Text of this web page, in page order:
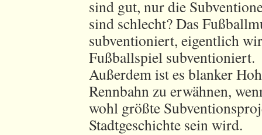
sind gut, nur die
sind schlecht? Das
subventioniert, eigentlich
Fußballspiel subventioniert.
Außerdem ist es blanker
Rennbahn zu erwähnen,
wohl größte
Stadtgeschichte sein wird.